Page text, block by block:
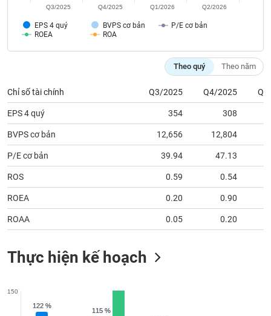
EPS 4 quý BVPS cơ bản
P/E cơ bản
ROEA
ROA
Q3/2025 Q4/2025 Q1/2026 Q2/2026
Theo quý Theo năm
Chỉ số tài chính Q3/2025 Q4/2025
EPS 4 quý 354 308
BVPS cơ bản 12,656 12,804
P/E cơ bản 39.94 47.13
ROS 0.59 0.54
ROEA 0.20 0.90
ROAA 0.05 0.20
Thực hiện kế hoạch
122 %
122 %
115 %
115 %
150